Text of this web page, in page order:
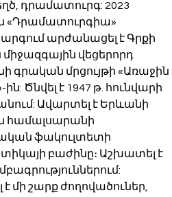
դրամատուրգ: 2023
«Դրամատուրգիա»
արժանացել է Գրքի
վեցերորդ
գրական մրցույթի «Առաջին
Ծնվել է 1947 թ. հունվարի
Ավարտել է Երևանի
ֆակուլտետի
բաժինը։ Աշխատել է
է մի շարք ժողովածուներ,